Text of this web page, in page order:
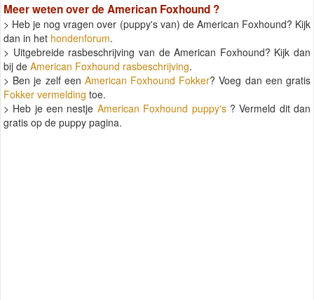
Meer weten over de American Foxhound ?
> Heb je nog vragen over (puppy's van) de American Foxhound? Kijk
dan in het hondenforum.
> Uitgebreide rasbeschrijving van de American Foxhound? Kijk dan
bij de American Foxhound rasbeschrijving.
> Ben je zelf een American Foxhound Fokker? Voeg dan een gratis
Fokker vermelding toe.
> Heb je een nestje American Foxhound puppy's? Vermeld dit dan
gratis op de puppy pagina.